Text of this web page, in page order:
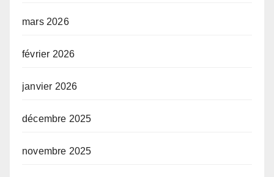
mars 2026
février 2026
janvier 2026
décembre 2025
novembre 2025